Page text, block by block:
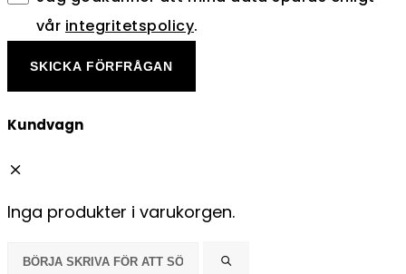
vår integritetspolicy.
SKICKA FÖRFRÅGAN
Kundvagn
Inga produkter i varukorgen.